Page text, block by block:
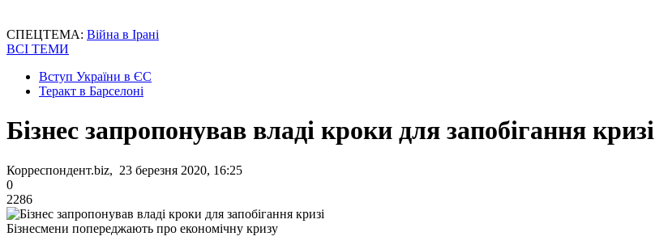
СПЕЦТЕМА: Війна в Ірані
ВСІ ТЕМИ
Вступ України в ЄС
Теракт в Барселоні
Бізнес запропонував владі кроки для запобігання кризі
Корреспондент.biz, 23 березня 2020, 16:25
0
2286
Бізнесмени попереджають про економічну кризу